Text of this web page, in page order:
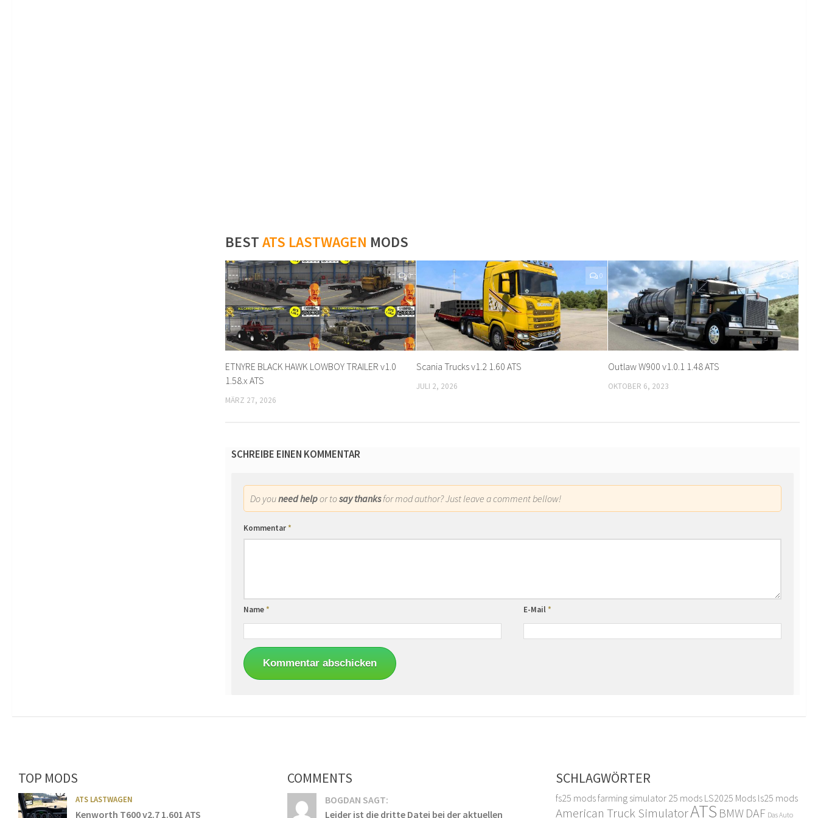
BESTATS LASTWAGEN MODS
0
ETNYRE BLACK HAWK LOWBOY TRAILER v1.0
1.58.x ATS
MÄRZ 27, 2026
0
Scania Trucks v1.2 1.60 ATS
JULI 2, 2026
0
Outlaw W900 v1.0.1 1.48 ATS
OKTOBER 6, 2023
SCHREIBE EINEN KOMMENTAR
Do youneed helpor tosay thanksfor mod author? Just leave a comment bellow!
Kommentar*
Name* E-Mail*
TOP MODS
ATS LASTWAGEN
Kenworth T600 v2.7 1.601 ATS
COMMENTS
BOGDAN SAGT:
Leider ist die dritte Datei bei der aktuellen
SCHLAGWÖRTER
fs25 modsfarming simulator 25 mods LS2025 Mods ls25 mods
American Truck SimulatorATS BMW DAF Das Auto